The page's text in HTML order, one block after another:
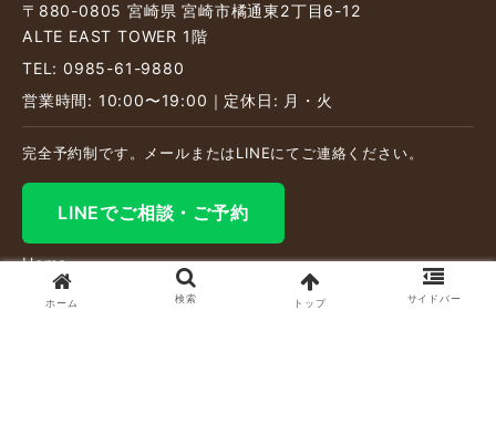
〒880-0805 宮崎県 宮崎市橘通東2丁目6-12
ALTE EAST TOWER 1階
TEL: 0985-61-9880
営業時間: 10:00〜19:00｜定休日: 月・火
完全予約制です。メールまたはLINEにてご連絡ください。
LINEでご相談・ご予約
Home
LINEホーム 検索 トップ サイドバー